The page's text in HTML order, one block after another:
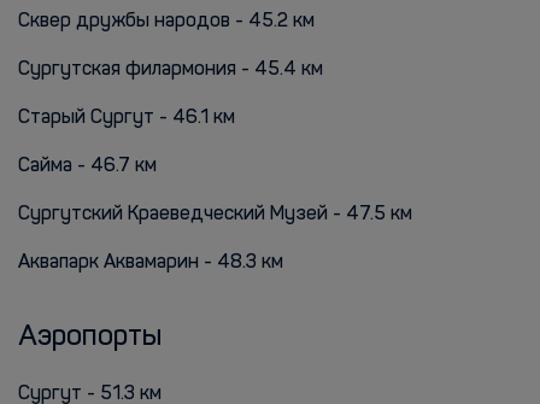
Сквер дружбы народов - 45.2 км
Сургутская филармония - 45.4 км
Старый Сургут - 46.1 км
Сайма - 46.7 км
Сургутский Краеведческий Музей - 47.5 км
Аквапарк Аквамарин - 48.3 км
Аэропорты
Сургут - 51.3 км